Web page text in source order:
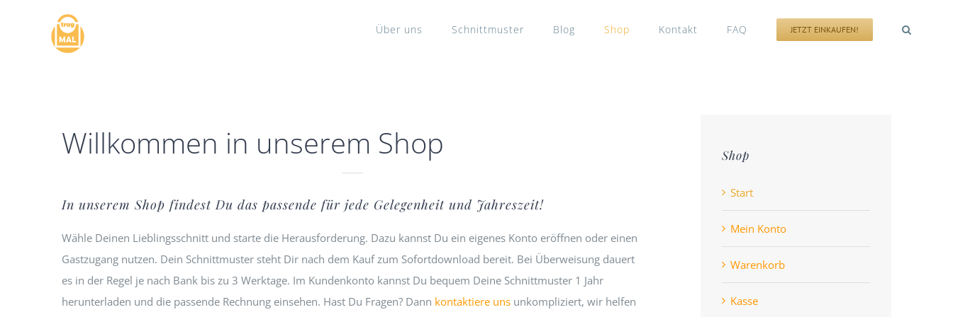
Über uns Schnittmuster Blog Shop Kontakt FAQ JETZT EINKAUFEN!
Willkommen in unserem Shop
In unserem Shop findest Du das passende für jede Gelegenheit und Jahreszeit!
Wähle Deinen Lieblingsschnitt und starte die Herausforderung. Dazu kannst Du ein eigenes Konto eröffnen oder einen
Gastzugang nutzen. Dein Schnittmuster steht Dir nach dem Kauf zum Sofortdownload bereit. Bei Überweisung dauert
es in der Regel je nach Bank bis zu 3 Werktage. Im Kundenkonto kannst Du bequem Deine Schnittmuster 1 Jahr
herunterladen und die passende Rechnung einsehen. Hast Du Fragen? Dann kontaktiere uns unkompliziert, wir helfen
Shop
Start
Mein Konto
Warenkorb
Kasse